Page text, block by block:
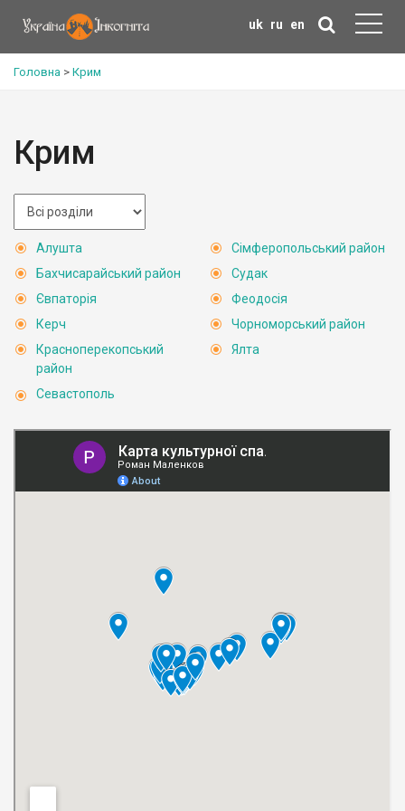
uk ru en
Головна > Крим
Крим
Алушта
Бахчисарайський район
Євпаторія
Керч
Красноперекопський
район
Севастополь
Сімферопольський район
Судак
Феодосія
Чорноморський район
Ялта